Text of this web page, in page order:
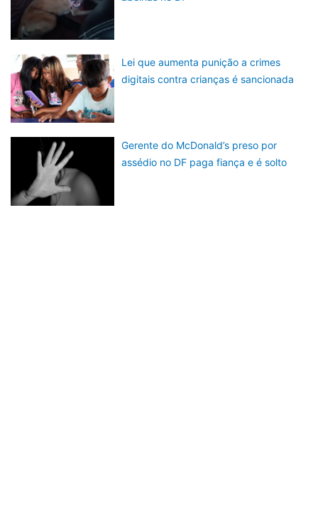
Lei que aumenta punição a crimes
digitais contra crianças é sancionada
Gerente do McDonald’s preso por
assédio no DF paga fiança e é solto